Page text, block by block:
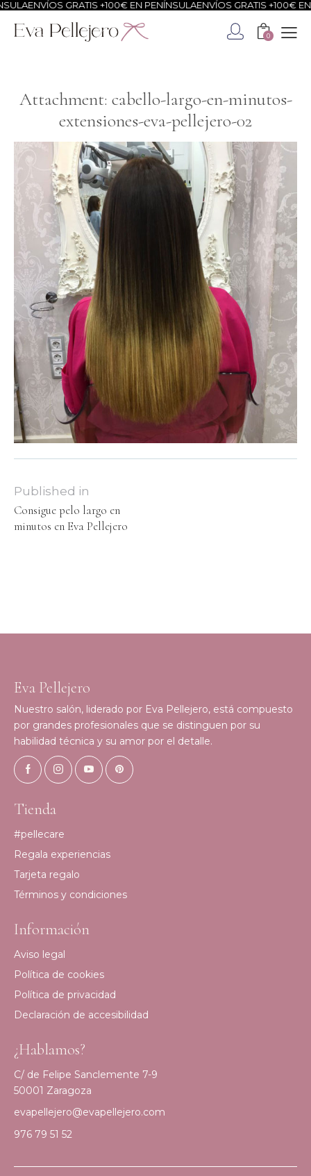
ENVÍOS GRATIS +100€ EN PENÍNSULAENVÍOS GRATIS +100€ EN
0
Attachment: cabello-largo-en-minutos-
extensiones-eva-pellejero-02
Published in
Consigue pelo largo en
minutos en Eva Pellejero
Eva Pellejero
Nuestro salón, liderado por Eva Pellejero, está compuesto
por grandes profesionales que se distinguen por su
habilidad técnica y su amor por el detalle.
Tienda
#pellecare
Regala experiencias
Tarjeta regalo
Términos y condiciones
Información
Aviso legal
Política de cookies
Política de privacidad
Declaración de accesibilidad
¿Hablamos?
C/ de Felipe Sanclemente 7-9
50001 Zaragoza
evapellejero@evapellejero.com
976 79 51 52